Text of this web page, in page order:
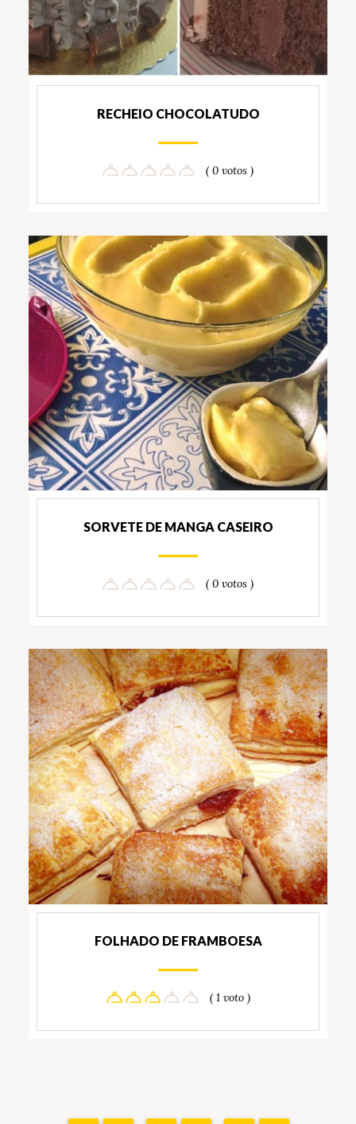
RECHEIO CHOCOLATUDO
( 0 votos )
SORVETE DE MANGA CASEIRO
( 0 votos )
FOLHADO DE FRAMBOESA
( 1 voto )